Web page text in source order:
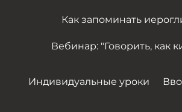
Как запоминать
Вебинар: "Говорить, как
Индивидуальные уроки